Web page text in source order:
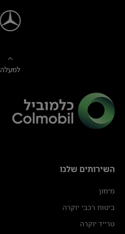
למעלה
השירותים שלנו
מימון
ביטוח רכבי יוקרה
טרייד יוקרה